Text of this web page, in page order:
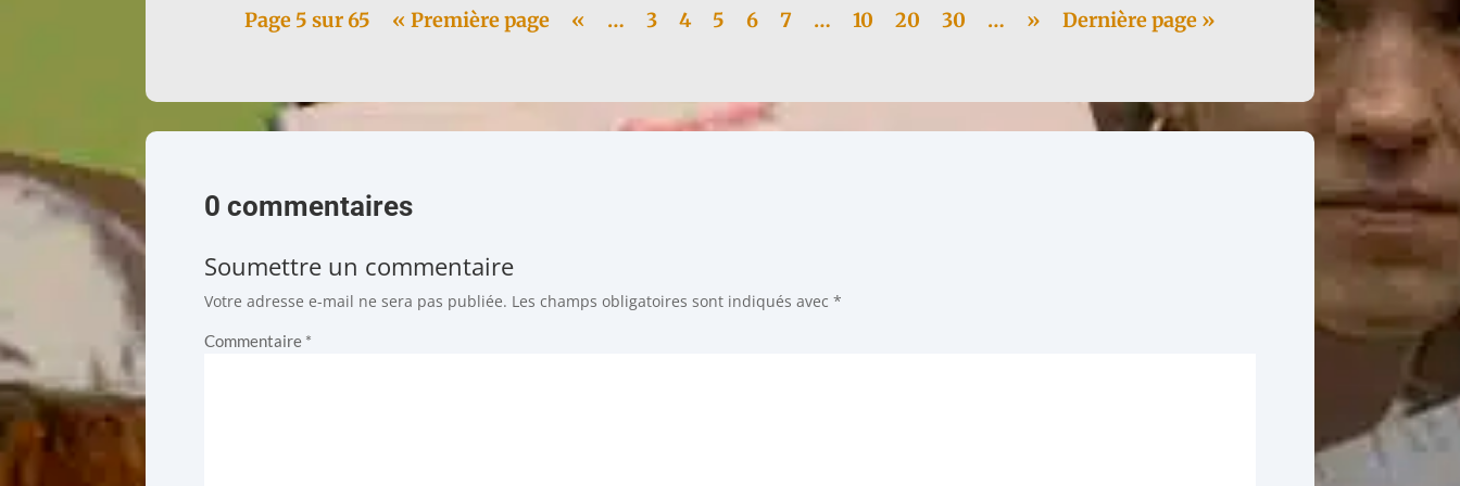
Page 5 sur 65 « Première page « … 3 4 5 6 7 … 10 20 30 … » Dernière page »
0 commentaires
Soumettre un commentaire
Votre adresse e-mail ne sera pas publiée. Les champs obligatoires sont indiqués avec*
Commentaire *